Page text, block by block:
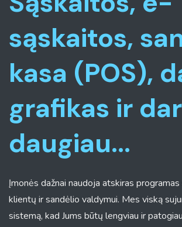
sąskaitos,
kasa (POS),
grafikas ir dar
daugiau...
Įmonės dažnai naudoja atskiras
klientų ir sandėlio valdymui. Mes viską
sistemą, kad Jums būtų lengviau ir